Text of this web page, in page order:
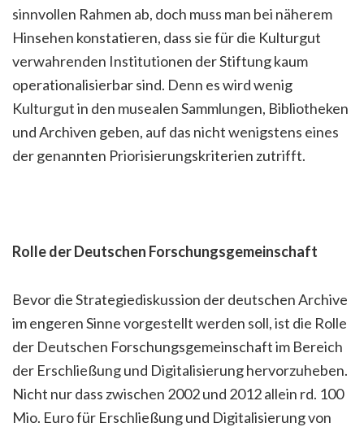
sinnvollen Rahmen ab, doch muss man bei näherem
Hinsehen konstatieren, dass sie für die Kulturgut
verwahrenden Institutionen der Stiftung kaum
operationalisierbar sind. Denn es wird wenig
Kulturgut in den musealen Sammlungen, Bibliotheken
und Archiven geben, auf das nicht wenigstens eines
der genannten Priorisierungskriterien zutrifft.
Rolle der Deutschen Forschungsgemeinschaft
Bevor die Strategiediskussion der deutschen Archive
im engeren Sinne vorgestellt werden soll, ist die Rolle
der Deutschen Forschungsgemeinschaft im Bereich
der Erschließung und Digitalisierung hervorzuheben.
Nicht nur dass zwischen 2002 und 2012 allein rd. 100
Mio. Euro für Erschließung und Digitalisierung von